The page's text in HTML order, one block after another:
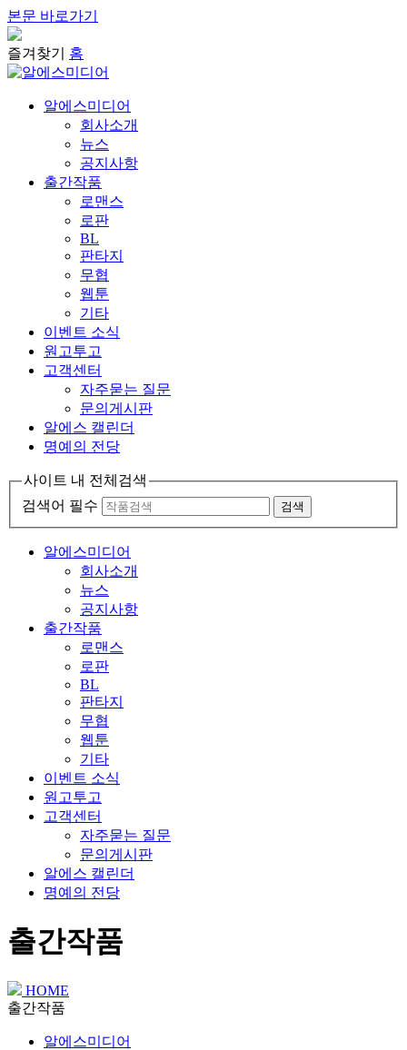
본문 바로가기
즐겨찾기 홈
알에스미디어
회사소개
뉴스
공지사항
출간작품
로맨스
로판
BL
판타지
무협
웹툰
기타
이벤트 소식
원고투고
고객센터
자주묻는 질문
문의게시판
알에스 캘린더
명예의 전당
사이트 내 전체검색
검색어 필수
검색
알에스미디어
회사소개
뉴스
공지사항
출간작품
로맨스
로판
BL
판타지
무협
웹툰
기타
이벤트 소식
원고투고
고객센터
자주묻는 질문
문의게시판
알에스 캘린더
명예의 전당
출간작품
HOME
출간작품
알에스미디어